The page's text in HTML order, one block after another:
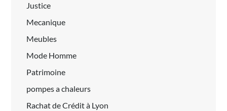
Justice
Mecanique
Meubles
Mode Homme
Patrimoine
pompes a chaleurs
Rachat de Crédit à Lyon